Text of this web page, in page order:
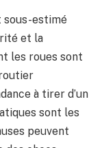
sous-estimé
et la
les roues sont
à tirer d’un
sont les
peuvent